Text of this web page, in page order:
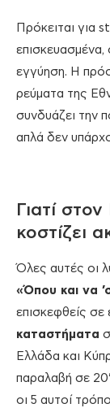
Πρόκειται για
εγγύηση. Η
ρεύματα της
συνδυάζει την
απλά δεν
Γιατί
κοστίζει
Όλες αυτές οι
«Όπου και να
επισκεφθείς σε
καταστήματα
Ελλάδα και
παραλαβή σε
οι 5 αυτοί